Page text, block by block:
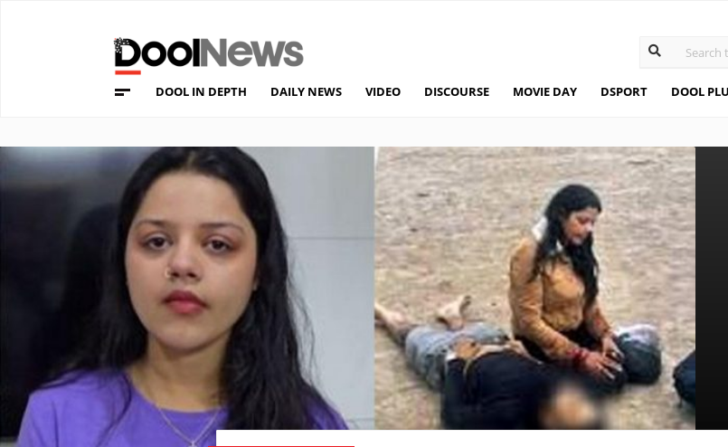
DOOL IN DEPTH DAILY NEWS VIDEO DISCOURSE MOVIE DAY DSPORT DOOL